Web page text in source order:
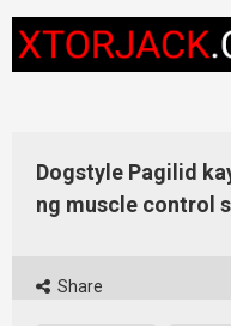
content
Dogstyle Pagilid
ng muscle control
Share